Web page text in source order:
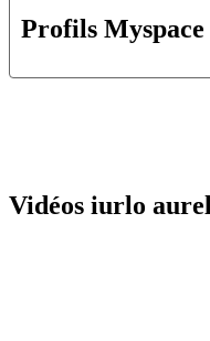
Profils Myspace
Vidéos iurlo